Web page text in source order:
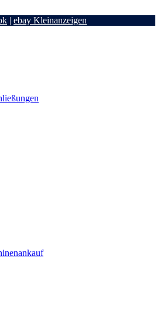
| ebay Kleinanzeigen